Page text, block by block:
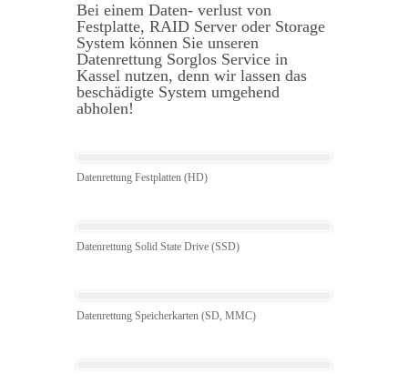
Bei einem Daten- verlust von
Festplatte, RAID Server oder Storage
System können Sie unseren
Datenrettung Sorglos Service in
Kassel nutzen, denn wir lassen das
beschädigte System umgehend
abholen!
Datenrettung Festplatten (HD)
Datenrettung Solid State Drive (SSD)
Datenrettung Speicherkarten (SD, MMC)